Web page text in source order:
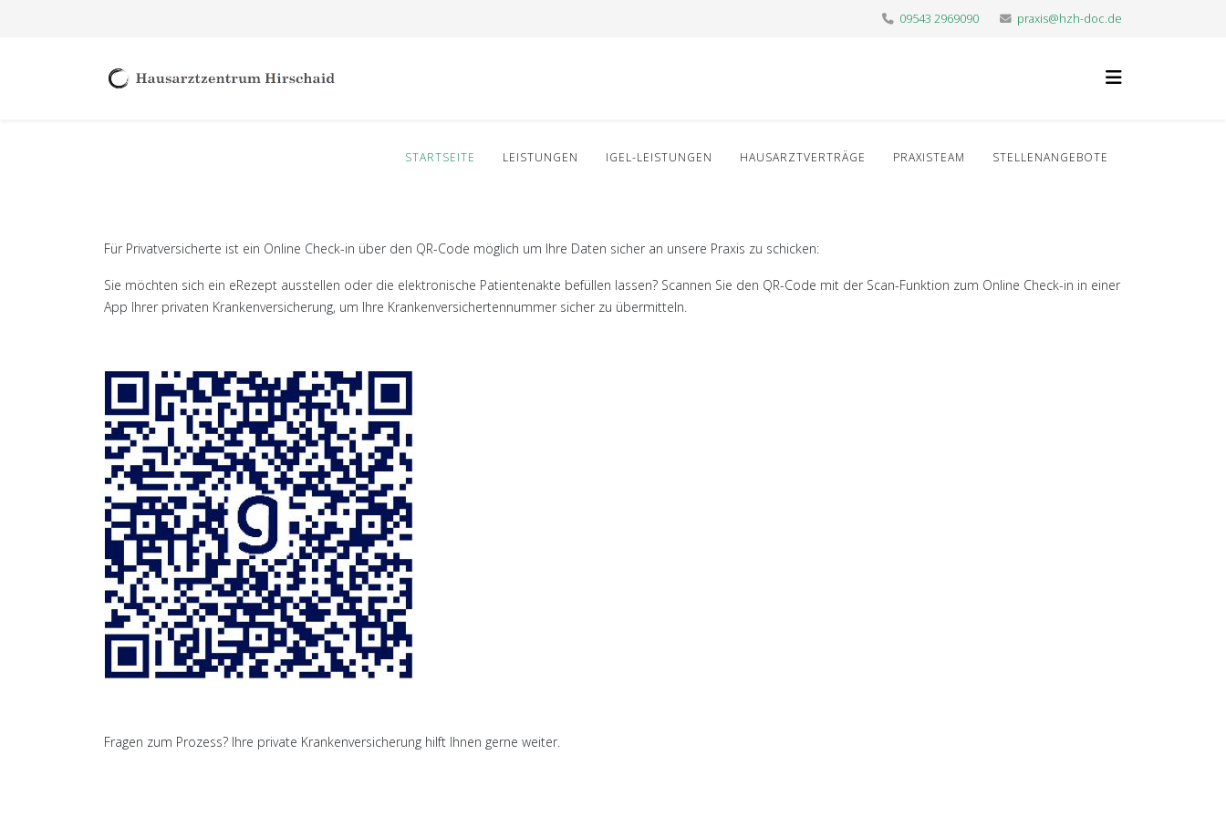
09543 2969090 praxis@hzh-doc.de
STARTSEITE LEISTUNGEN IGEL-LEISTUNGEN HAUSARZTVERTRÄGE PRAXISTEAM STELLENANGEBOTE
Für Privatversicherte ist ein Online Check-in über den QR-Code möglich um Ihre Daten sicher an unsere Praxis zu schicken:
Sie möchten sich ein eRezept ausstellen oder die elektronische Patientenakte befüllen lassen? Scannen Sie den QR-Code mit der Scan-Funktion zum Online Check-in in einer
App Ihrer privaten Krankenversicherung, um Ihre Krankenversichertennummer sicher zu übermitteln.
Fragen zum Prozess? Ihre private Krankenversicherung hilft Ihnen gerne weiter.